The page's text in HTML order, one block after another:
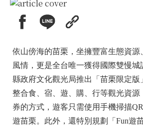
依山傍海的苗栗，坐擁豐富生態資源
風情，更是全台唯一獲得國際雙慢城
縣政府文化觀光局推出「苗栗限定版
整合食、宿、遊、購、行等觀光資源
券的方式，遊客只需使用手機掃描
遊苗栗。此外，還特別規劃「Fun遊